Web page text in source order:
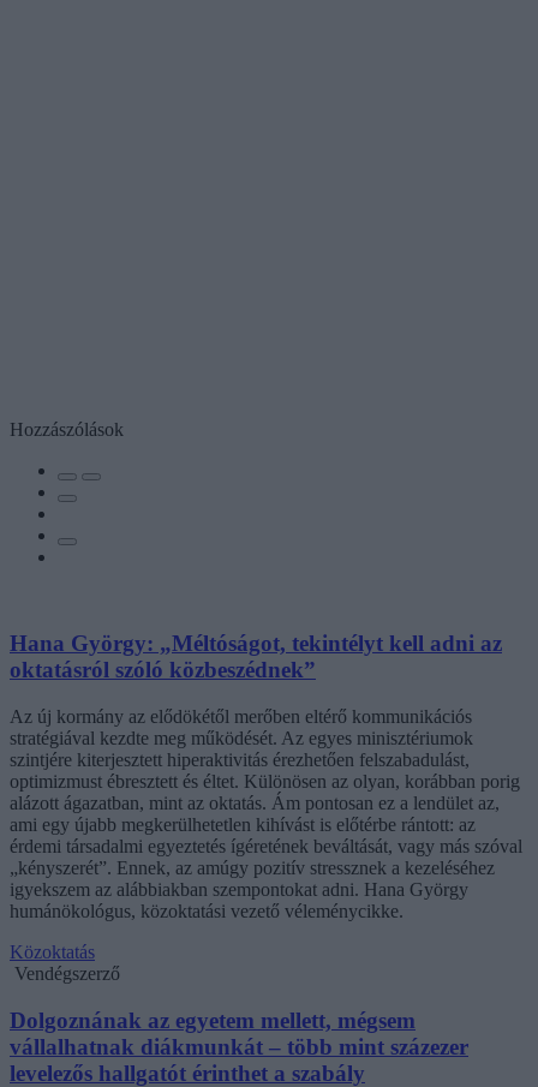
Hozzászólások
Hana György: „Méltóságot, tekintélyt kell adni az
oktatásról szóló közbeszédnek”
Az új kormány az elődökétől merőben eltérő kommunikációs
stratégiával kezdte meg működését. Az egyes minisztériumok
szintjére kiterjesztett hiperaktivitás érezhetően felszabadulást,
optimizmust ébresztett és éltet. Különösen az olyan, korábban porig
alázott ágazatban, mint az oktatás. Ám pontosan ez a lendület az,
ami egy újabb megkerülhetetlen kihívást is előtérbe rántott: az
érdemi társadalmi egyeztetés ígéretének beváltását, vagy más szóval
„kényszerét”. Ennek, az amúgy pozitív stressznek a kezeléséhez
igyekszem az alábbiakban szempontokat adni. Hana György
humánökológus, közoktatási vezető véleménycikke.
Közoktatás
Vendégszerző
Dolgoznának az egyetem mellett, mégsem
vállalhatnak diákmunkát – több mint százezer
levelezős hallgatót érinthet a szabály